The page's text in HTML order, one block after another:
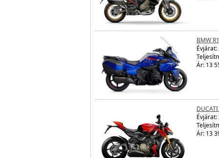
BMW
Évjárat:
Ár: 13
DUCATI
Évjárat:
Ár: 13